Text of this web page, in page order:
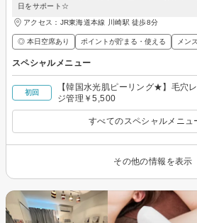
日をサポート☆
アクセス：JR東海道本線 川崎駅 徒歩8分
◎ 本日空席あり ポイントが貯まる・使える メン
スペシャルメニュー
初回
【韓国水光肌ピーリング★】毛穴
ジ管理￥5,500
すべてのスペシャルメニュ
その他の情報を表示